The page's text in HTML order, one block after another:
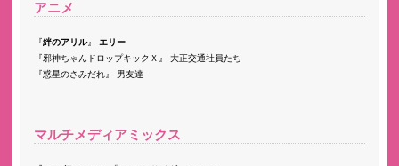
アニメ
絆のアリル
エリー
邪神ちゃんドロップキックＸ
大正交通社員たち
惑星のさみだれ
男友達
マルチメディアミックス